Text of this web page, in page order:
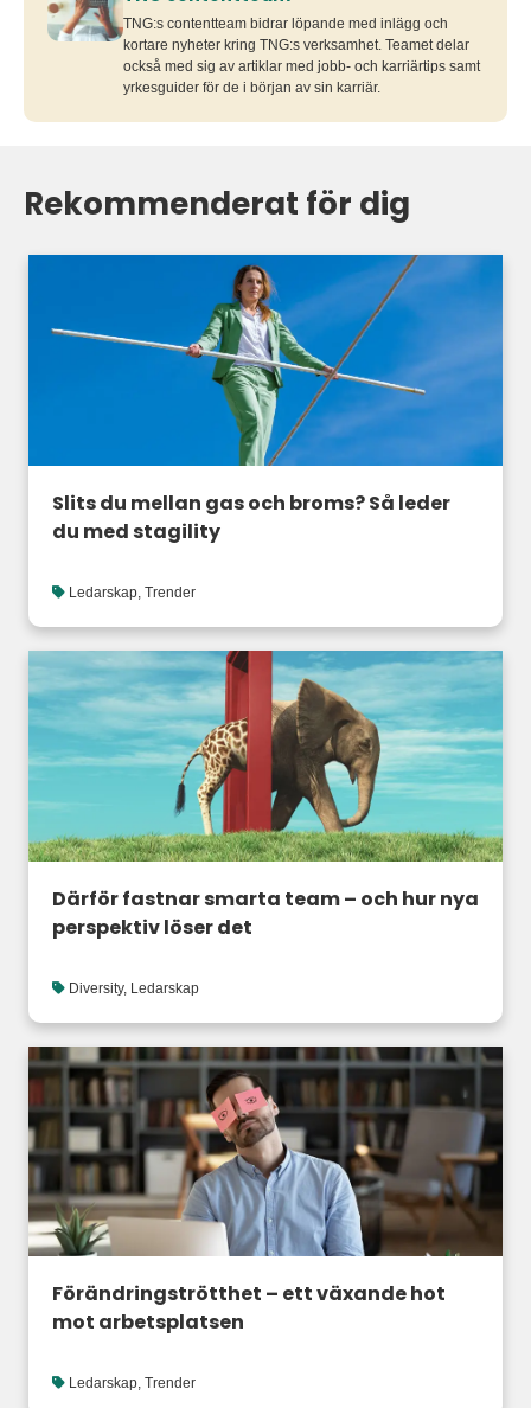
TNG:s contentteam bidrar löpande med inlägg och
kortare nyheter kring TNG:s verksamhet. Teamet delar
också med sig av artiklar med jobb- och karriärtips samt
yrkesguider för de i början av sin karriär.
Rekommenderat för dig
Slits du mellan gas och broms? Så leder
du med stagility
Ledarskap Trender
Därför fastnar smarta team – och hur nya
perspektiv löser det
Diversity, Ledarskap
Förändringströtthet – ett växande hot
mot arbetsplatsen
Ledarskap, Trender